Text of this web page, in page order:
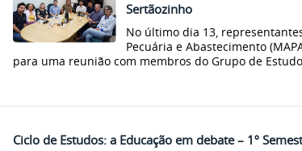
Sertãozinho
No último dia 13,
Pecuária e Abastecimento
para uma reunião com membros do Grupo de
Ciclo de Estudos: a Educação em debate – 1º